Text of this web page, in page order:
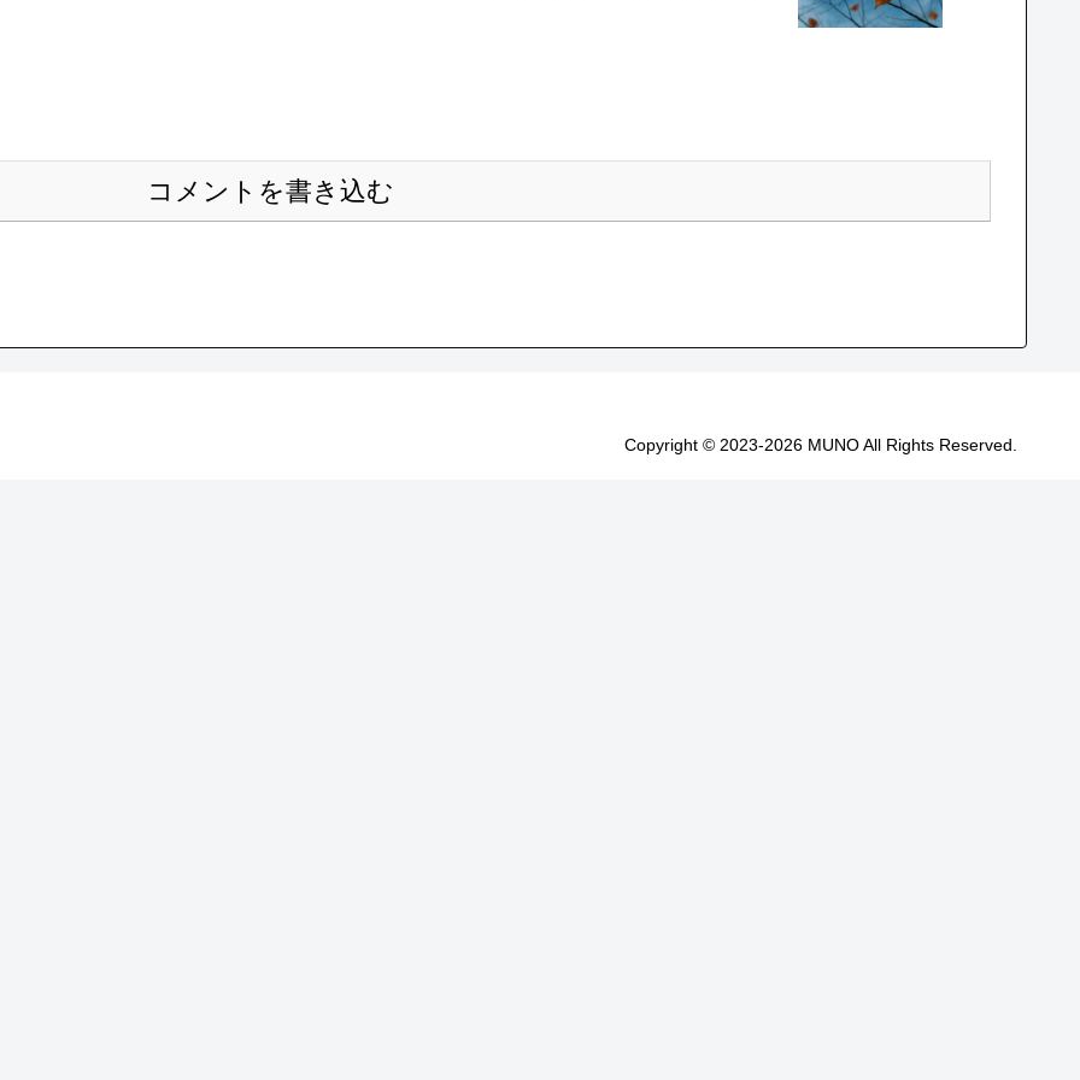
コメントを書き込む
Copyright © 2023-2026 MUNO All Rights Reserved.